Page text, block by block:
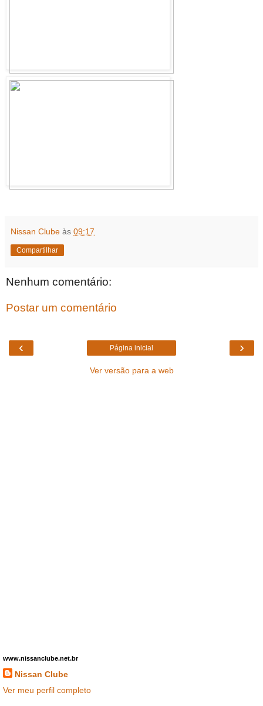
Nissan Clube às 09:17
Compartilhar
Nenhum comentário:
Postar um comentário
‹ ›
Página inicial
Ver versão para a web
www.nissanclube.net.br
Nissan Clube
Ver meu perfil completo